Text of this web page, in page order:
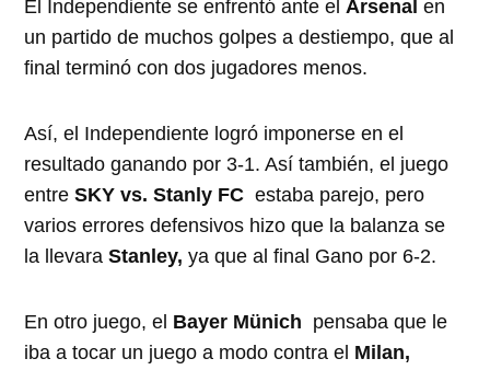
El Independiente se enfrentó ante el Arsenalen
un partido de muchos golpes a destiempo, que al
final terminó con dos jugadores menos.
Así, el Independiente logró imponerse en el
resultado ganando por 3-1. Así también, el juego
entreSKY vs. Stanly FC estaba parejo, pero
varios errores defensivos hizo que la balanza se
la llevaraStanley,ya que al final Gano por 6-2.
En otro juego, el Bayer Münich pensaba que le
iba a tocar un juego a modo contra el Milan,